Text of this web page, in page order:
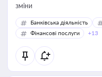
зміни
Банківська діяльність
Фінансові послуги
+13